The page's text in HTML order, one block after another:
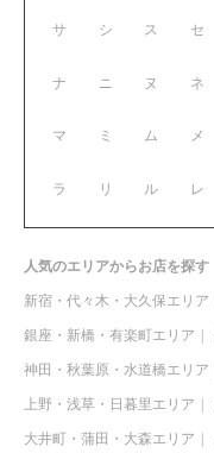
サ シ ス セ
ナ ニ ヌ ネ
マ ミ ム メ
ラ リ ル レ
人気のエリアからお店を探す
新宿・代々木・大久保エリア
銀座・新橋・有楽町エリア
神田・秋葉原・水道橋エリア
上野・浅草・日暮里エリア
大井町・蒲田・大森エリア